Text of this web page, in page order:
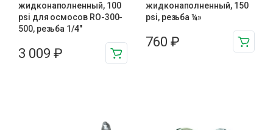
жидконаполненный, 100
psi для осмосов RO-300-
500, резьба 1/4″
3 009 ₽
жидконаполненный, 150
psi, резьба ¼»
760 ₽